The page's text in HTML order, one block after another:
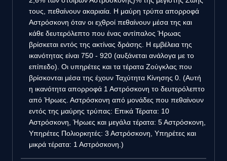
τους, πεθαίνουν ακαριαία. Η μαύρη τρύπα απορροφά
Αστρόσκονη όταν οι εχθροί πεθαίνουν μέσα της και
κάθε δευτερόλεπτο που ένας αντίπαλος Ήρωας
βρίσκεται εντός της ακτίνας δράσης. Η εμβέλεια της
ικανότητας είναι 750 - 920 (αυξάνεται ανάλογα με το
επίπεδο). Οι υπηρέτες και τα τέρατα Ζούγκλας που
βρίσκονται μέσα της έχουν Ταχύτητα Κίνησης 0. (Αυτή
η ικανότητα απορροφά 1 Αστρόσκονη το δευτερόλεπτο
από Ήρωες. Αστρόσκονη από μονάδες που πεθαίνουν
εντός της μαύρης τρύπας: Επικά Τέρατα: 10
Αστρόσκονη, Ήρωες και μεγάλα τέρατα: 5 Αστρόσκονη,
Υπηρέτες Πολιορκητές: 3 Αστρόσκονη, Υπηρέτες και
μικρά τέρατα: 1 Αστρόσκονη.)